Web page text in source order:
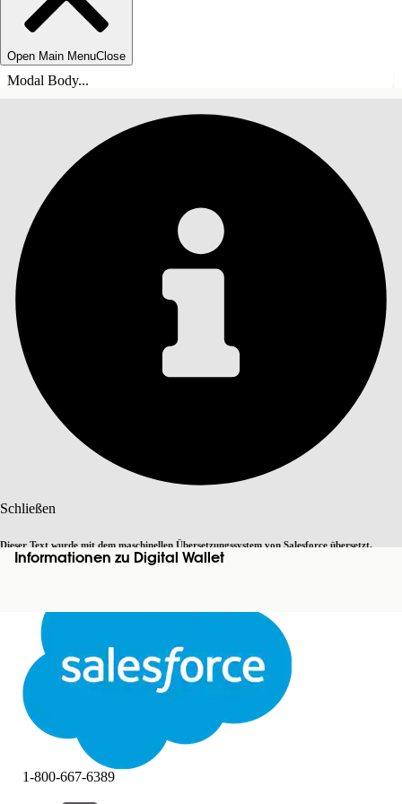
Open Main MenuClose
Modal Body...
Schließen
Dieser Text wurde mit dem maschinellen Übersetzungssystem von Salesforce übersetzt.
Weitere Details finden Sie hier Zu Englisch wechseln
Schließen
Informationen zu Digital Wallet
INHALT
1-800-667-6389